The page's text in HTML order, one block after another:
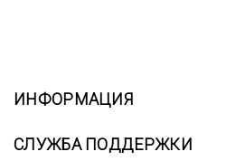
ИНФОРМАЦИЯ
СЛУЖБА ПОДДЕРЖКИ